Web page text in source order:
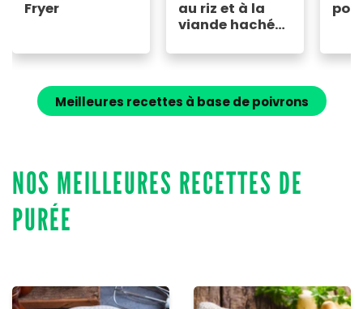
Fryer
au riz et à la
viande hachée,
aux épices
Meilleures recettes à base de poivrons
NOS MEILLEURES RECETTES DE
PURÉE